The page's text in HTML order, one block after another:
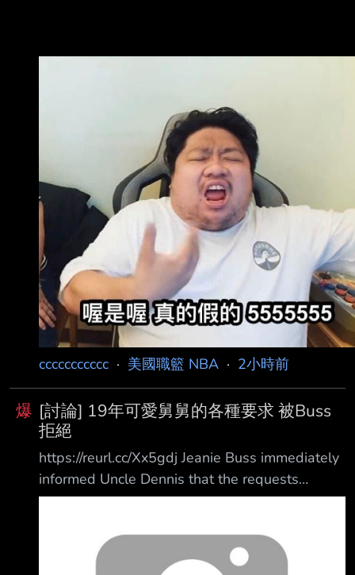
ccccccccccc · 美國職籃 NBA · 2小時前
爆 [討論] 19年可愛舅舅的各種要求 被Buss
拒絕
https://reurl.cc/Xx5gdj Jeanie Buss immediately
informed Uncle Dennis that the requests
breached league rules and salary cap
agency, his uncle and advisor, Dennis
Robertson, reportedly asked then-Lakers